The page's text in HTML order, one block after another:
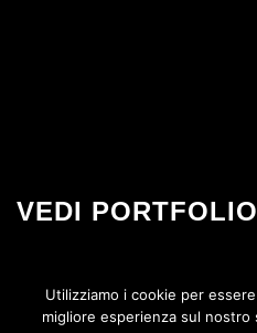
VEDI PORTFOLIO
Alcuni lavori realizzati di recente
Utilizziamo i cookie per
migliore esperienza sul